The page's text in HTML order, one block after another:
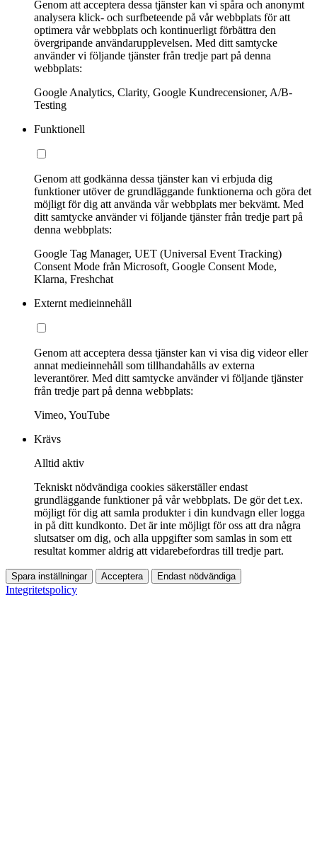
Genom att acceptera dessa tjänster kan vi spåra och anonymt
analysera klick- och surfbeteende på vår webbplats för att
optimera vår webbplats och kontinuerligt förbättra den
övergripande användarupplevelsen. Med ditt samtycke
använder vi följande tjänster från tredje part på denna
webbplats:
Google Analytics, Clarity, Google Kundrecensioner, A/B-
Testing
Funktionell
Genom att godkänna dessa tjänster kan vi erbjuda dig
funktioner utöver de grundläggande funktionerna och göra det
möjligt för dig att använda vår webbplats mer bekvämt. Med
ditt samtycke använder vi följande tjänster från tredje part på
denna webbplats:
Google Tag Manager, UET (Universal Event Tracking)
Consent Mode från Microsoft, Google Consent Mode,
Klarna, Freshchat
Externt medieinnehåll
Genom att acceptera dessa tjänster kan vi visa dig videor eller
annat medieinnehåll som tillhandahålls av externa
leverantörer. Med ditt samtycke använder vi följande tjänster
från tredje part på denna webbplats:
Vimeo, YouTube
Krävs
Alltid aktiv
Tekniskt nödvändiga cookies säkerställer endast
grundläggande funktioner på vår webbplats. De gör det t.ex.
möjligt för dig att samla produkter i din kundvagn eller logga
in på ditt kundkonto. Det är inte möjligt för oss att dra några
slutsatser om dig, och alla uppgifter som samlas in som ett
resultat kommer aldrig att vidarebefordras till tredje part.
Spara inställningar Acceptera Endast nödvändiga
Integritetspolicy